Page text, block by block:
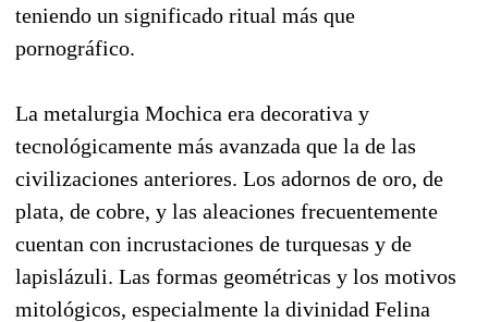
teniendo un significado ritual más que
pornográfico.
La metalurgia Mochica era decorativa y
tecnológicamente más avanzada que la de las
civilizaciones anteriores. Los adornos de oro, de
plata, de cobre, y las aleaciones frecuentemente
cuentan con incrustaciones de turquesas y de
lapislázuli. Las formas geométricas y los motivos
mitológicos, especialmente la divinidad Felina